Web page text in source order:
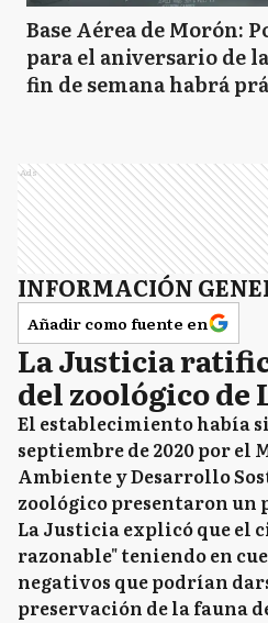
Base Aérea de Morón:
para el aniversario de
fin de semana habrá
Ads
INFORMACIÓN
Añadir como fuente en
La Justicia
del zoológico de
El establecimiento había
septiembre de 2020 por el
Ambiente y Desarrollo
zoológico presentaron un
La Justicia explicó que el
razonable" teniendo en
negativos que podrían
preservación de la fauna